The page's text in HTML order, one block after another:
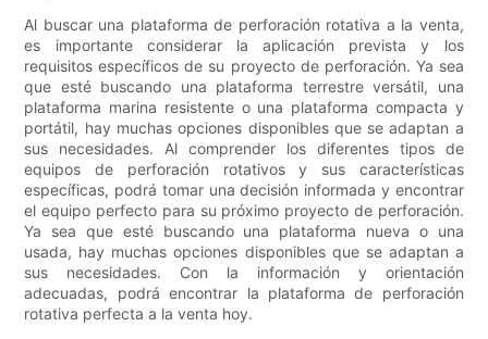
Al buscar una plataforma de perforación rotativa a la venta,
es importante considerar la aplicación prevista y los
requisitos específicos de su proyecto de perforación. Ya sea
que esté buscando una plataforma terrestre versátil, una
plataforma marina resistente o una plataforma compacta y
portátil, hay muchas opciones disponibles que se adaptan a
sus necesidades. Al comprender los diferentes tipos de
equipos de perforación rotativos y sus características
específicas, podrá tomar una decisión informada y encontrar
el equipo perfecto para su próximo proyecto de perforación.
Ya sea que esté buscando una plataforma nueva o una
usada, hay muchas opciones disponibles que se adaptan a
sus necesidades. Con la información y orientación
adecuadas, podrá encontrar la plataforma de perforación
rotativa perfecta a la venta hoy.